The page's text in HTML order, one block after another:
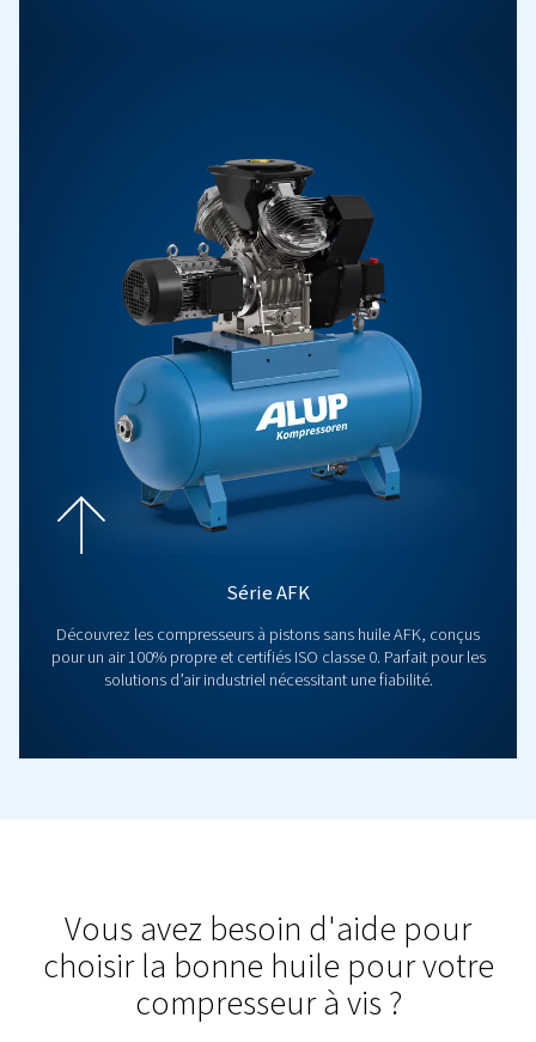
Piston CleanAIR
Besoin d’air 100% sans huile sans tracas ? Le
pistons CleanAIR fournit de l’air sans huile de classe 0
faible consommation d’énergie, une maintenance
un faible niveau sonore.